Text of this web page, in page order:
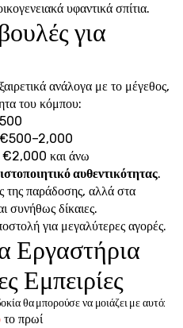
υφαντικά σπίτια.
για
ανάλογα με το μέγεθος,
του κόμπου:
€500–2,000
€2,000 και άνω
αυθεντικότητας.
της παράδοσης, αλλά στα
συνήθως δίκαιες.
για μεγαλύτερες αγορές.
Εργαστήρια
Εμπειρίες
θα μπορούσε να μοιάζει με αυτό:
το πρωί